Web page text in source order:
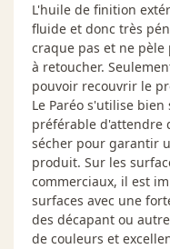
L'huile de finition
fluide et donc très
craque pas et ne
à retoucher.
pouvoir recouvrir le
Le Paréo s'utilise
préférable d'attendre
sécher pour garantir
produit. Sur les
commerciaux, il est
surfaces avec une
des décapant ou
de couleurs et